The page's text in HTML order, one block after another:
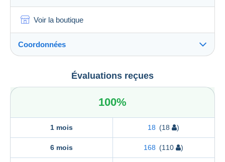
Voir la boutique
Coordonnées
GEY MARIE-HELENE
GEY MARIE-HELENEÉvaluations reçues
100%
1 mois 18 (18 )
6 mois 168 (110 )